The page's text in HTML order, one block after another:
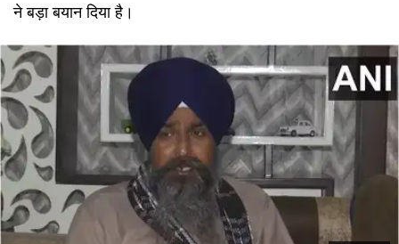
ने बड़ा बयान दिया है।